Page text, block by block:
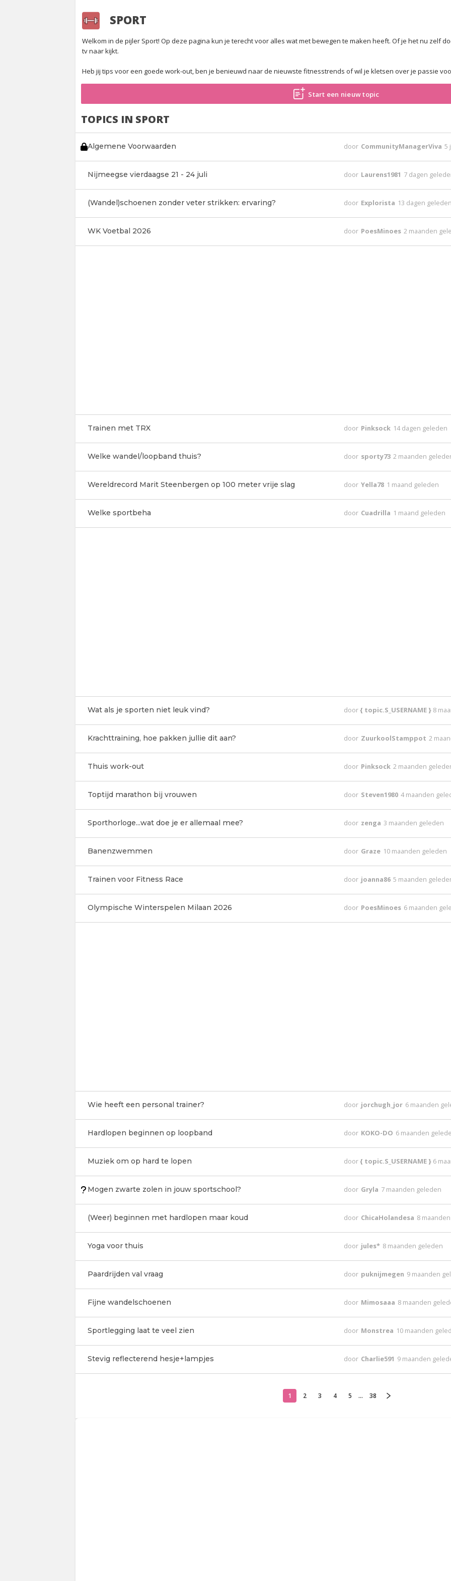
SPORT
Welkom in de pijler Sport! Op deze pagina kun je terecht voor alles wat met bewegen te maken heeft. Of je het nu zelf
tv naar kijkt.
Heb jij tips voor een goede work-out, ben je benieuwd naar de nieuwste fitnesstrends of wil je kletsen over je passie
Start een nieuw topic
TOPICS IN SPORT
Algemene Voorwaarden door CommunityManagerViva 5
Nijmeegse vierdaagse 21 - 24 juli door Laurens1981 7 dagen
(Wandel)schoenen zonder veter strikken: ervaring? door Explorista 13 dagen geleden
WK Voetbal 2026 door PoesMinoes 2 maanden
Trainen met TRX door Pinksock 14 dagen geleden
Welke wandel/loopband thuis? door sporty73 2 maanden
Wereldrecord Marit Steenbergen op 100 meter vrije slag door Yella78 1 maand geleden
Welke sportbeha door Cuadrilla 1 maand geleden
Wat als je sporten niet leuk vind? door{ topic.S_USERNAME } 8
Krachttraining, hoe pakken jullie dit aan? door ZuurkoolStamppot 2
Thuis work-out door Pinksock 2 maanden
Toptijd marathon bij vrouwen door Steven1980 4 maanden
Sporthorloge...wat doe je er allemaal mee? door zenga 3 maanden geleden
Banenzwemmen door Graze 10 maanden geleden
Trainen voor Fitness Race door joanna86 5 maanden
Olympische Winterspelen Milaan 2026 door PoesMinoes 6 maanden
Wie heeft een personal trainer? door jorchugh_jor 6 maanden
Hardlopen beginnen op loopband door KOKO-DO 6 maanden
Muziek om op hard te lopen door{ topic.S_USERNAME } 6
Mogen zwarte zolen in jouw sportschool? door Gryla 7 maanden geleden
(Weer) beginnen met hardlopen maar koud door ChicaHolandesa 8
Yoga voor thuis door jules* 8 maanden geleden
Paardrijden val vraag door puknijmegen 9 maanden
Fijne wandelschoenen door Mimosaaa 8 maanden
Sportlegging laat te veel zien door Monstrea 10 maanden
Stevig reflecterend hesje+lampjes door Charlie591 9 maanden
1 2 3 4 5 ... 38